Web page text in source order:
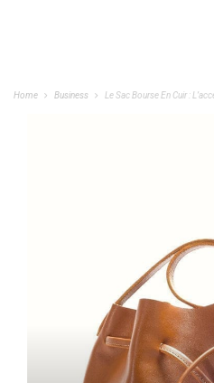
Home Business Le Sac Bourse En Cuir :